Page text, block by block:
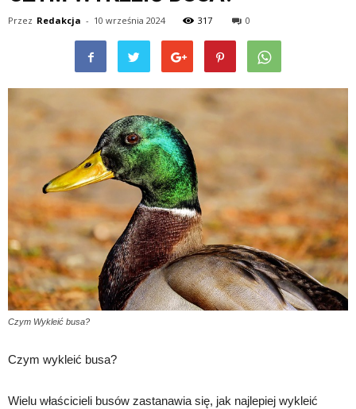
Przez Redakcja - 10 września 2024 317 0
Czym Wykleić busa?
Czym wykleić busa?
Wielu właścicieli busów zastanawia się, jak najlepiej wykleić